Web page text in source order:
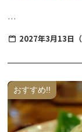
「尊徳先生（さん
歴史ある神社の境
地元町内お囃子団
絶品グルメを心ゆ
2027年3月13日（
おすすめ!!